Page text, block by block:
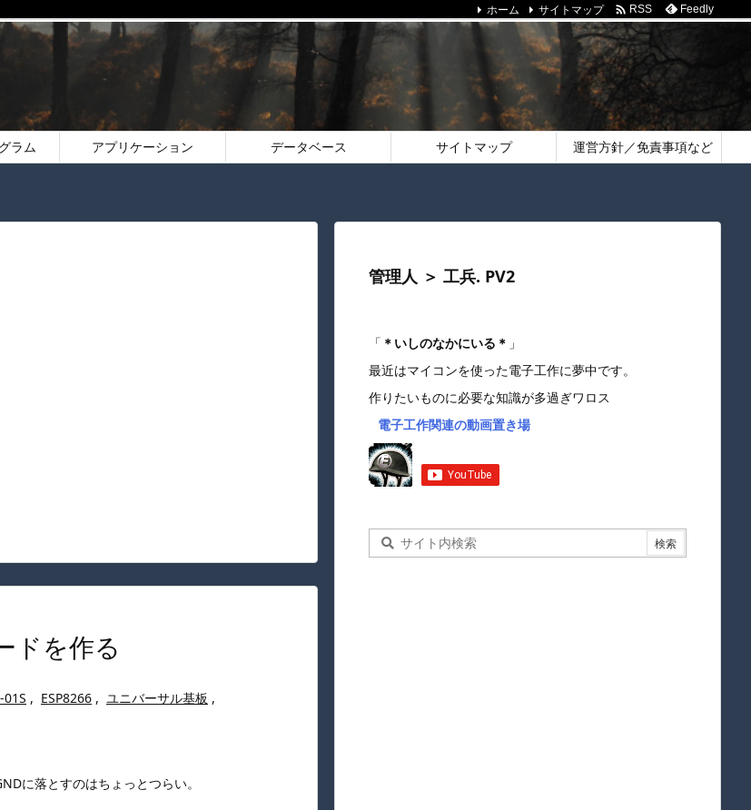
ラム アプリケーション データベース サイトマップ 運営方針／免責事項など
ホーム サイトマップ  RSS Feedly
ドを作る
01S , ESP8266 , ユニバーサル基板 ,
に落とすのはちょっとつらい。
管理人 ＞ 工兵. PV2
「 ＊いしのなかにいる＊ 」
最近はマイコンを使った電子工作に夢中です。
作りたいものに必要な知識が多過ぎワロス
電子工作関連の動画置き場